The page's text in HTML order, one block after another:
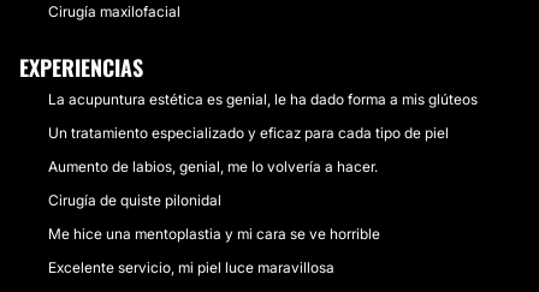
Cirugía maxilofacial
EXPERIENCIAS
La acupuntura estética es genial, le ha dado forma a mis glúteos
Un tratamiento especializado y eficaz para cada tipo de piel
Aumento de labios, genial, me lo volvería a hacer.
Cirugía de quiste pilonidal
Me hice una mentoplastia y mi cara se ve horrible
Excelente servicio, mi piel luce maravillosa